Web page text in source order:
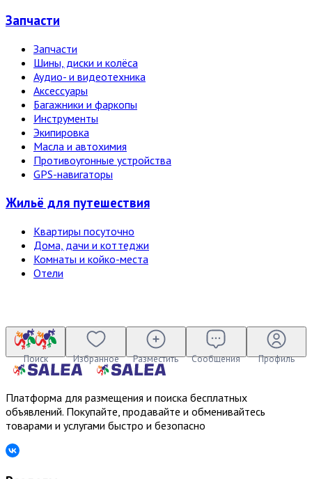
Запчасти
Запчасти
Шины, диски и колёса
Аудио- и видеотехника
Аксессуары
Багажники и фаркопы
Инструменты
Экипировка
Масла и автохимия
Противоугонные устройства
GPS-навигаторы
Жильё для путешествия
Квартиры посуточно
Дома, дачи и коттеджи
Комнаты и койко-места
Отели
Поиск Избранное Разместить Сообщения Профиль
Платформа для размещения и поиска бесплатных
объявлений. Покупайте, продавайте и обменивайтесь
товарами и услугами быстро и безопасно